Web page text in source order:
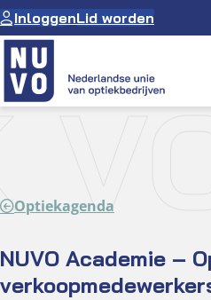
Ga
naar
de
inhoud
InloggenLid worden
Over NUVO
Optiekagenda
NUVO Academie –